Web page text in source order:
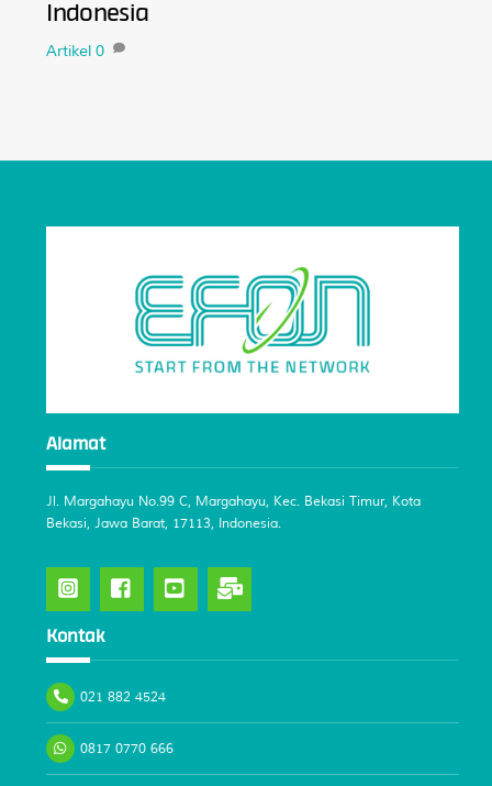
Indonesia
Artikel 0
Alamat
Jl. Margahayu No.99 C, Margahayu, Kec. Bekasi Timur, Kota
Bekasi, Jawa Barat, 17113, Indonesia.
Kontak
021 882 4524
0817 0770 666